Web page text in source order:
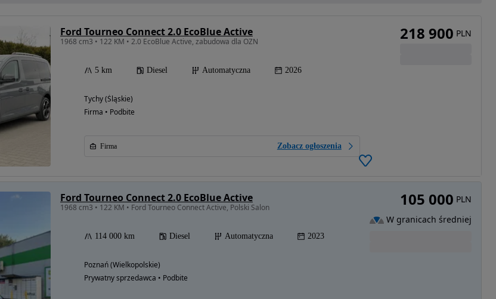
Ford Tourneo Connect 2.0 EcoBlue Active
1968 cm3 • 122 KM • 2.0 EcoBlue Active, zabudowa dla OZN
5 km Diesel Automatyczna 2026
Tychy (Śląskie)
Firma • Podbite
Firma Zobacz ogłoszenia
218 900 PLN
Ford Tourneo Connect 2.0 EcoBlue Active
1968 cm3 • 122 KM • Ford Tourneo Connect Active, Polski Salon
114 000 km Diesel Automatyczna 2023
Poznań (Wielkopolskie)
Prywatny sprzedawca • Podbite
105 000 PLN
W granicach średniej